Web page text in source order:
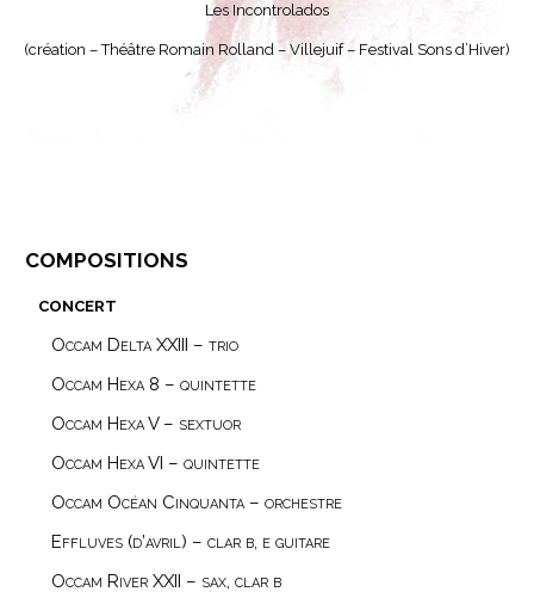
Les Incontrolados
(création – Théâtre Romain Rolland – Villejuif – Festival Sons d’Hiver)
compositions
concert
Occam River XXII – sax, clar b
Effluves (d’avril) – clar b, e guitare
Occam Océan Cinquanta – orchestre
Occam Hexa VI – quintette
Occam Hexa V – sextuor
Occam Hexa 8 – quintette
Occam Delta XXIII – trio